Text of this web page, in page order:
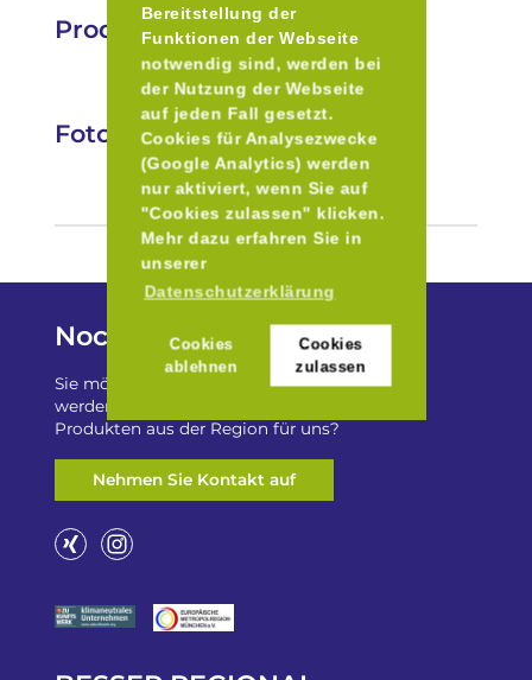
Bereitstellung der
Funktionen der Webseite
notwendig sind, werden bei
der Nutzung der Webseite
auf jeden Fall gesetzt.
Cookies für Analysezwecke
(Google Analytics) werden
nur aktiviert, wenn Sie auf
"Cookies zulassen" klicken.
Mehr dazu erfahren Sie in
unserer
Datenschutzerklärung
Cookies
ablehnen
Cookies
zulassen
Produkte
Fotos
Noch Fragen?
Sie möchten auf „Besser Regional“ gelistet
werden? Oder haben Sie einen Freizeittip zu
Produkten aus der Region für uns?
Nehmen Sie Kontakt auf